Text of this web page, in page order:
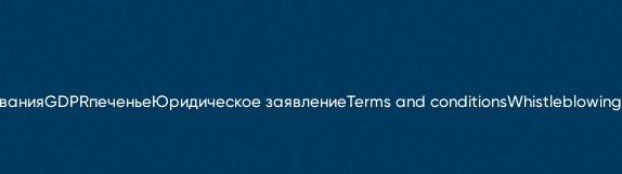
GDPRпеченьеЮридическое заявлениеTerms and conditionsWhistleblowing